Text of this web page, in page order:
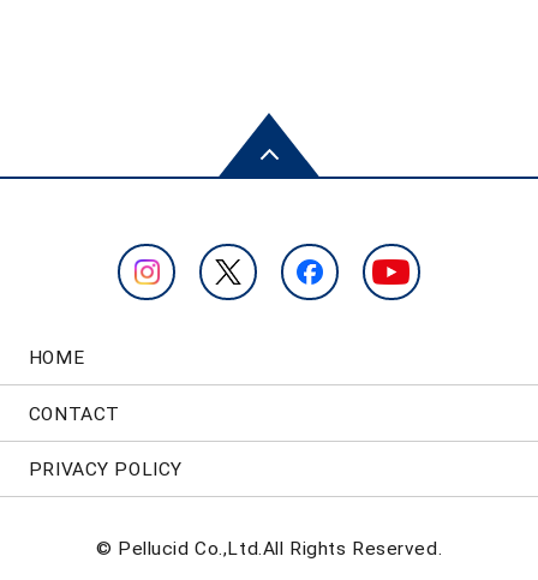
HOME
CONTACT
PRIVACY POLICY
© Pellucid Co.,Ltd.All Rights Reserved.